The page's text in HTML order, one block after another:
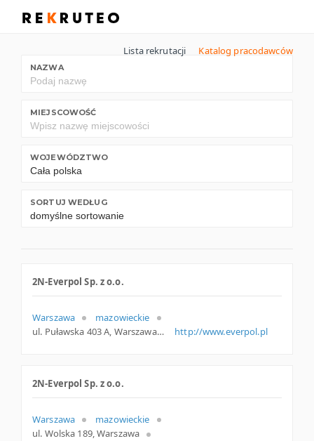
Lista rekrutacji Katalog pracodawców
NAZWA
MIEJSCOWOŚĆ
WOJEWÓDZTWO
SORTUJ WEDŁUG
2N-Everpol Sp. z o.o.
Warszawa
mazowieckie
ul. Puławska 403 A, Warszawa
http://www.everpol.pl
2N-Everpol Sp. z o.o.
Warszawa
mazowieckie
ul. Wolska 189, Warszawa